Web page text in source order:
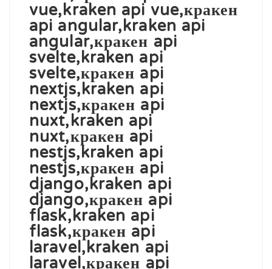
vue,kraken api vue,кракен
api angular,kraken api
angular,кракен api
svelte,kraken api
svelte,кракен api
nextjs,kraken api
nextjs,кракен api
nuxt,kraken api
nuxt,кракен api
nestjs,kraken api
nestjs,кракен api
django,kraken api
django,кракен api
flask,kraken api
flask,кракен api
laravel,kraken api
laravel,кракен api